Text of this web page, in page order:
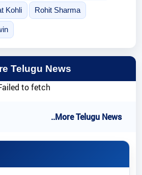
Kohli Rohit Sharma
Telugu News
to fetch
..More Telugu News